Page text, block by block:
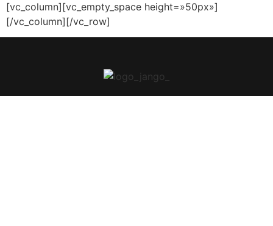
[vc_column][vc_empty_space height=»50px»]
[/vc_column][/vc_row]